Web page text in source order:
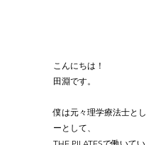
こんにちは！
田淵です。
僕は元々理学療法士と
ーとして、